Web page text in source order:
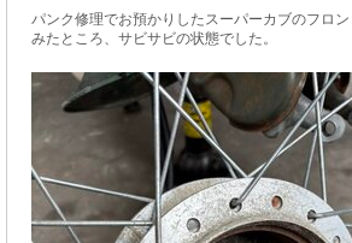
パンク修理でお預かりしたスーパーカブのフロ
みたところ、サビサビの状態でした。